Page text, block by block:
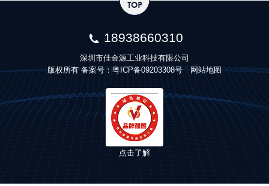
18938660310
深圳市佳金源工业科技有限公司
版权所有 备案号：粤ICP备09203308号 网站地图
点击了解